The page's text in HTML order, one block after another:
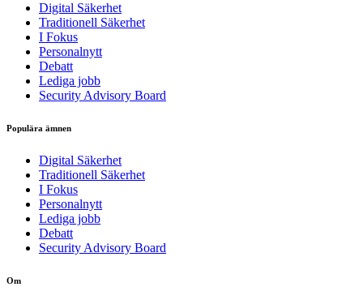
Digital Säkerhet
Traditionell Säkerhet
I Fokus
Personalnytt
Debatt
Lediga jobb
Security Advisory Board
Populära ämnen
Digital Säkerhet
Traditionell Säkerhet
I Fokus
Personalnytt
Lediga jobb
Debatt
Security Advisory Board
Om